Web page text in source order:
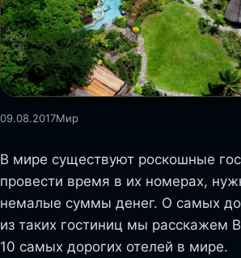
09.08.2017Мир
В мире существуют роскошные
провести время в их номерах,
немалые суммы денег. О самых
из таких гостиниц мы расскажем
10 самых дорогих отелей в мире.